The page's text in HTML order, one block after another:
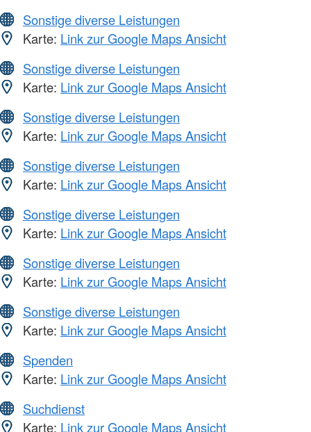
Sonstige diverse Leistungen
Karte: Link zur Google Maps Ansicht
Sonstige diverse Leistungen
Karte: Link zur Google Maps Ansicht
Sonstige diverse Leistungen
Karte: Link zur Google Maps Ansicht
Sonstige diverse Leistungen
Karte: Link zur Google Maps Ansicht
Sonstige diverse Leistungen
Karte: Link zur Google Maps Ansicht
Sonstige diverse Leistungen
Karte: Link zur Google Maps Ansicht
Sonstige diverse Leistungen
Karte: Link zur Google Maps Ansicht
Spenden
Karte: Link zur Google Maps Ansicht
Suchdienst
Karte: Link zur Google Maps Ansicht